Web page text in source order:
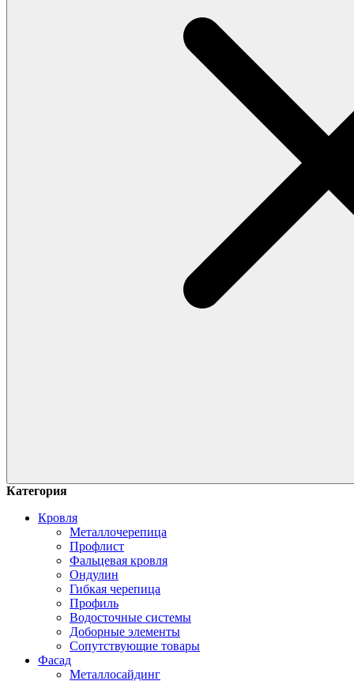
Категория
Кровля
Металлочерепица
Профлист
Фальцевая кровля
Ондулин
Гибкая черепица
Профиль
Водосточные системы
Доборные элементы
Сопутствующие товары
Фасад
Металлосайдинг